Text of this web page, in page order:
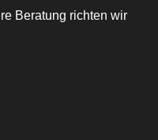
Beratung richten wir